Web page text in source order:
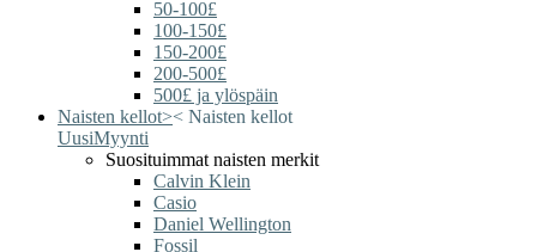
50-100£
100-150£
150-200£
200-500£
500£ ja ylöspäin
Naisten kellot>< Naisten kellot
UusiMyynti
Suosituimmat naisten merkit
Calvin Klein
Casio
Daniel Wellington
Fossil